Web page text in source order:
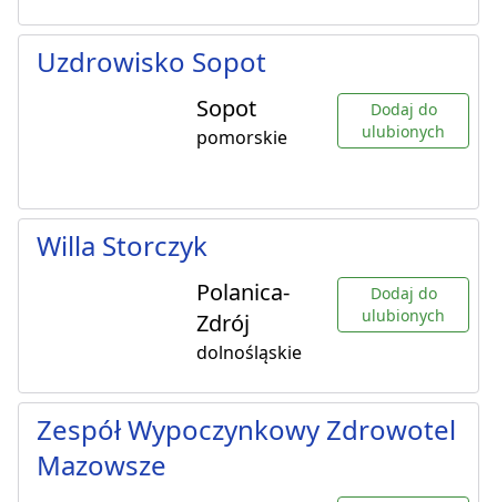
Uzdrowisko Sopot
Sopot
pomorskie
Dodaj do
ulubionych
Willa Storczyk
Polanica-
Zdrój
dolnośląskie
Dodaj do
ulubionych
Zespół Wypoczynkowy Zdrowotel
Mazowsze